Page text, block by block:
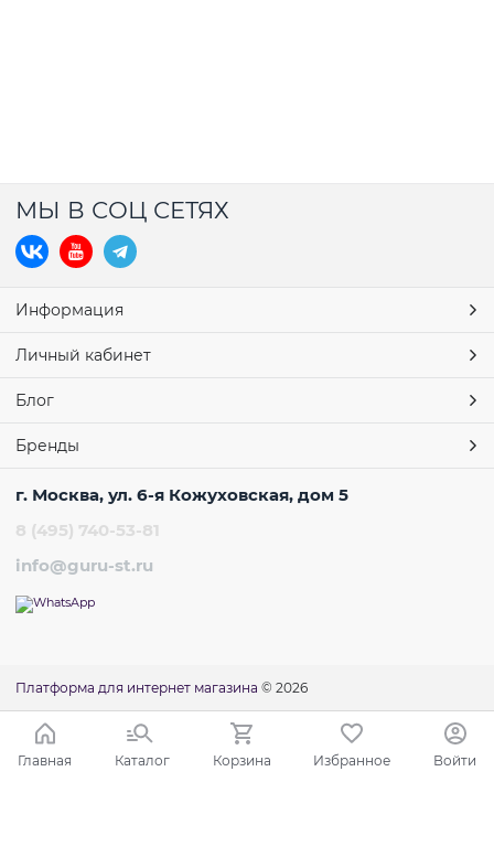
МЫ В СОЦ СЕТЯХ
Информация
Личный кабинет
Блог
Бренды
г. Москва, ул. 6-я Кожуховская, дом 5
8 (495) 740-53-81
info@guru-st.ru
Платформа для интернет магазина © 2026
Главная Каталог Корзина Избранное Войти